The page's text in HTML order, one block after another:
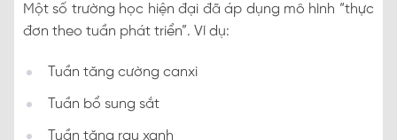
Một số trường học hiện đại đã áp dụng mô hình “thực
đơn theo tuần phát triển”. Ví dụ:
Tuần tăng cường canxi
Tuần bổ sung sắt
Tuần tăng rau xanh